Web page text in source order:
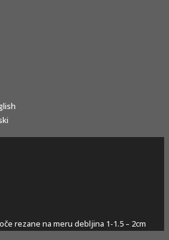
rezane na meru debljina 1-1.5 – 2cm